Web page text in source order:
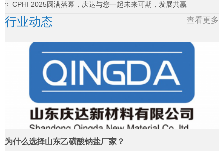
CPHI 2025圆满落幕，庆达与您一起未来可期，发展共赢
行业动态 查看更多
为什么选择山东乙磺酸钠盐厂家？